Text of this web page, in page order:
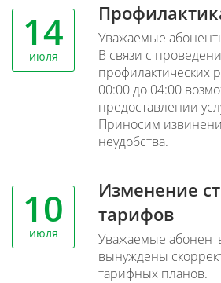
14
июля
Уважаемые
В связи с
профилактических
00:00 до 04:00
предоставлении
Приносим
неудобства.
10
июля
Изменение
тарифов
Уважаемые
вынуждены
тарифных планов.